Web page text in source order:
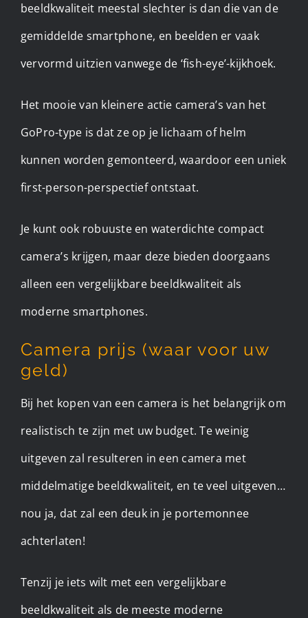
beeldkwaliteit meestal slechter is dan die van de
gemiddelde smartphone, en beelden er vaak
vervormd uitzien vanwege de ‘fish-eye’-kijkhoek.
Het mooie van kleinere actie camera’s van het
GoPro-type is dat ze op je lichaam of helm
kunnen worden gemonteerd, waardoor een uniek
first-person-perspectief ontstaat.
Je kunt ook robuuste en waterdichte compact
camera’s krijgen, maar deze bieden doorgaans
alleen een vergelijkbare beeldkwaliteit als
moderne smartphones.
Camera prijs (waar voor uw
geld)
Bij het kopen van een camera is het belangrijk om
realistisch te zijn met uw budget. Te weinig
uitgeven zal resulteren in een camera met
middelmatige beeldkwaliteit, en te veel uitgeven…
nou ja, dat zal een deuk in je portemonnee
achterlaten!
Tenzij je iets wilt met een vergelijkbare
beeldkwaliteit als de meeste moderne